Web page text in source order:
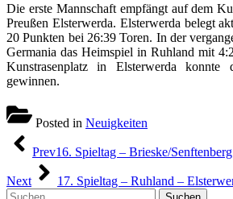
Die erste Mannschaft empfängt auf dem
Preußen Elsterwerda. Elsterwerda belegt
20 Punkten bei 26:39 Toren. In der
Germania das Heimspiel in Ruhland mit
Kunstrasenplatz in Elsterwerda
gewinnen.
Posted in Neuigkeiten
Beitragsnavigation
Prev16. Spieltag – Brieske/
Next
17. Spieltag – Ruhland –
Suchen